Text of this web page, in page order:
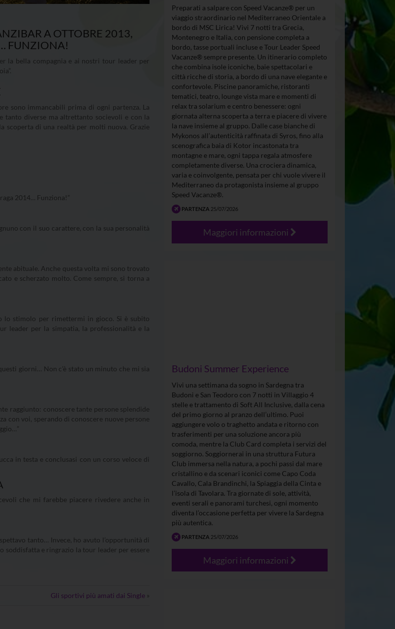
A OTTOBRE 2013,
FUNZIONA!
la bella compagnia e ai nostri tour leader per
sono immancabili prima di ogni partenza. La
tanto diverse ma altrettanto socievoli e con la
scoperta di una realtà per molti nuova. Grazie
2014… Funziona!”
con il suo carattere, con la sua personalità
abituale. Anche questa volta mi sono trovato
e scherzato molto. Come sempre, si torna a
lo stimolo per rimettermi in gioco. Si è subito
leader per la simpatia, la professionalità e la
giorni… Non c’è stato un minuto che mi sia
raggiunto: conoscere tante persone splendide
con voi, sperando di conoscere nuove persone
in testa e conclusasi con un corso veloce di
che mi farebbe piacere rivedere anche in
tanto… Invece, ho avuto l’opportunità di
soddisfatta e ringrazio la tour leader per essere
Gli sportivi più amati dai Single »
Preparati a salpare con Speed Vacanze® per un
viaggio straordinario nel Mediterraneo Orientale a
bordo di MSC Lirica! Vivi 7 notti tra Grecia,
Montenegro e Italia, con pensione completa a
bordo, tasse portuali incluse e Tour Leader Speed
Vacanze® sempre presente. Un itinerario completo
che combina isole iconiche, baie spettacolari e
città ricche di storia, a bordo di una nave elegante e
confortevole. Piscine panoramiche, ristoranti
tematici, teatro, lounge vista mare e momenti di
relax tra solarium e centro benessere: ogni
giornata alterna scoperta a terra e piacere di vivere
la nave insieme al gruppo. Dalle case bianche di
Mykonos all’autenticità raffinata di Syros, fino alla
scenografica baia di Kotor incastonata tra
montagne e mare, ogni tappa regala atmosfere
completamente diverse. Una crociera dinamica,
varia e coinvolgente, pensata per chi vuole vivere il
Mediterraneo da protagonista insieme al gruppo
Speed Vacanze®.
PARTENZA 25/07/2026
Maggiori informazioni
Budoni Summer Experience
Vivi una settimana da sogno in Sardegna tra
Budoni e San Teodoro con 7 notti in Villaggio 4
stelle e trattamento di Soft All Inclusive, dalla cena
del primo giorno al pranzo dell’ultimo. Puoi
aggiungere volo o traghetto andata e ritorno con
trasferimenti per una soluzione ancora più
comoda, mentre la Club Card completa i servizi del
soggiorno. Soggiornerai in una struttura Futura
Club immersa nella natura, a pochi passi dal mare
cristallino e da scenari iconici come Capo Coda
Cavallo, Cala Brandinchi, la Spiaggia della Cinta e
l’isola di Tavolara. Tra giornate di sole, attività,
eventi serali e panorami turchesi, ogni momento
diventa l’occasione perfetta per vivere la Sardegna
più autentica.
PARTENZA 25/07/2026
Maggiori informazioni